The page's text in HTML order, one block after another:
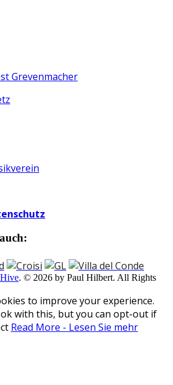
Grevenmacher
. © 2026 by Paul Hilbert. All Rights
to improve your experience.
with this, but you can opt-out if
Read More - Lesen Sie mehr